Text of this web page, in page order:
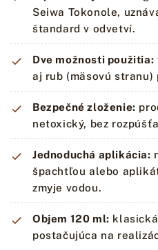
Seiwa Tokonole,
štandard v odvetví.
Dve možnosti použitia:
aj rub (mäsovú stranu)
Bezpečné zloženie:
netoxický, bez
Jednoduchá aplikácia:
špachtľou alebo
zmyje vodou.
Objem 120 ml:
postačujúca na